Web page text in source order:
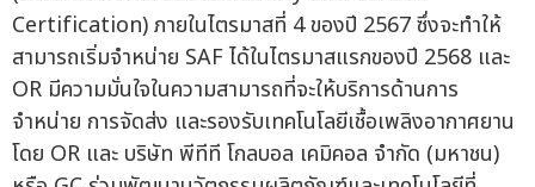
Certification) ภายในไตรมาสที่ 4 ของปี 2567 ซึ่งจะทำให้
สามารถเริ่มจำหน่าย SAF ได้ในไตรมาสแรกของปี 2568 และ
OR มีความมั่นใจในความสามารถที่จะให้บริการด้านการ
จำหน่าย การจัดส่ง และรองรับเทคโนโลยีเชื้อเพลิงอากาศยาน
โดย OR และ บริษัท พีทีที โกลบอล เคมิคอล จำกัด (มหาชน)